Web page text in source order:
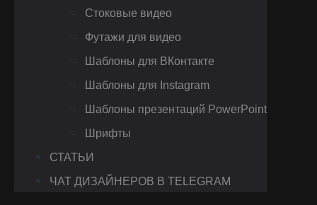
Стоковые видео
Футажи для видео
Шаблоны для ВКонтакте
Шаблоны для Instagram
Шаблоны презентаций PowerPoint
Шрифты
СТАТЬИ
ЧАТ ДИЗАЙНЕРОВ В TELEGRAM